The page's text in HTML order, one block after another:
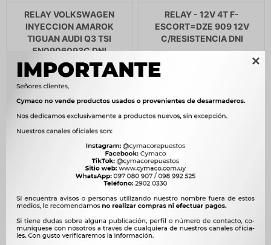

RELAY VOLKSWAGEN
INYECCION AMAROK
TIGUAN AUDI Q3 TSI
5N0906093C DNI
5.717 5.857
RELAY - 12V 4T F-
ESCORT=DZE 909 12V
C/RESISTENCIA DNI
211